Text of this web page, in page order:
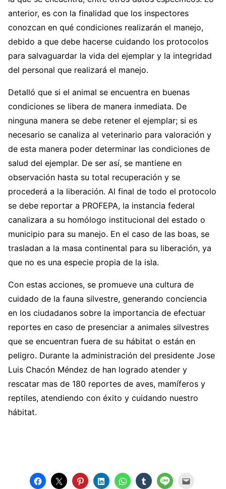
anterior, es con la finalidad que los inspectores
conozcan en qué condiciones realizarán el manejo,
debido a que debe hacerse cuidando los protocolos
para salvaguardar la vida del ejemplar y la integridad
del personal que realizará el manejo.
Detalló que si el animal se encuentra en buenas
condiciones se libera de manera inmediata. De
ninguna manera se debe retener el ejemplar; si es
necesario se canaliza al veterinario para valoración y
de esta manera poder determinar las condiciones de
salud del ejemplar. De ser así, se mantiene en
observación hasta su total recuperación y se
procederá a la liberación. Al final de todo el protocolo
se debe reportar a PROFEPA, la instancia federal
canalizara a su homólogo institucional del estado o
municipio para su manejo. En el caso de las boas, se
trasladan a la masa continental para su liberación, ya
que no es una especie propia de la isla.
Con estas acciones, se promueve una cultura de
cuidado de la fauna silvestre, generando conciencia
en los ciudadanos sobre la importancia de efectuar
reportes en caso de presenciar a animales silvestres
que se encuentran fuera de su hábitat o están en
peligro. Durante la administración del presidente Jose
Luis Chacón Méndez de han logrado atender y
rescatar mas de 180 reportes de aves, mamíferos y
reptiles, atendiendo con éxito y cuidando nuestro
hábitat.